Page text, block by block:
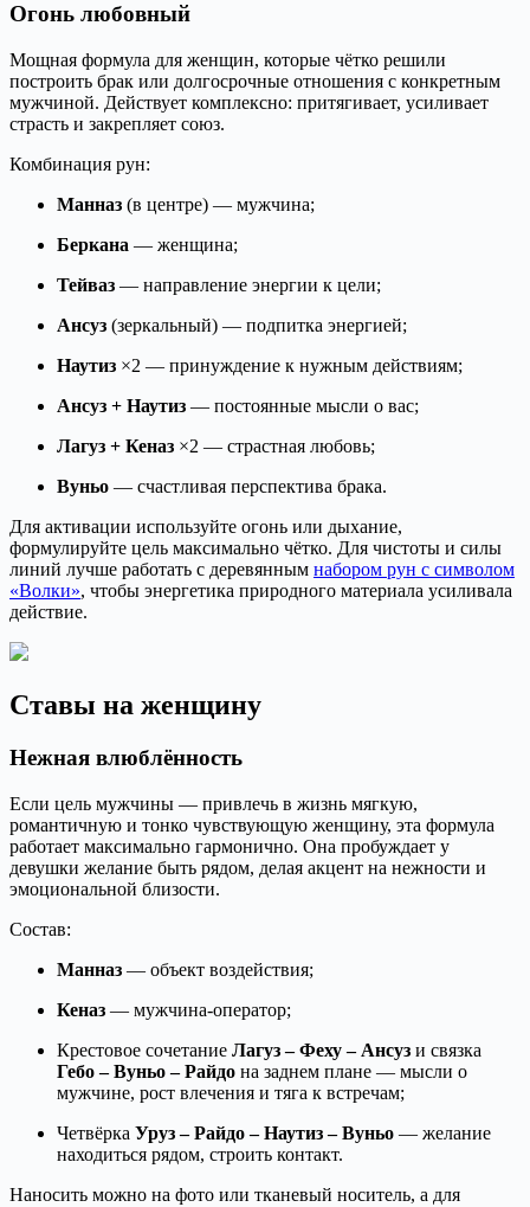
Огонь любовный
Мощная формула для женщин, которые чётко решили
построить брак или долгосрочные отношения с конкретным
мужчиной. Действует комплексно: притягивает, усиливает
страсть и закрепляет союз.
Комбинация рун:
Манназ (в центре) — мужчина;
Беркана — женщина;
Тейваз — направление энергии к цели;
Ансуз (зеркальный) — подпитка энергией;
Наутиз ×2 — принуждение к нужным действиям;
Ансуз + Наутиз — постоянные мысли о вас;
Лагуз + Кеназ ×2 — страстная любовь;
Вуньо — счастливая перспектива брака.
Для активации используйте огонь или дыхание,
формулируйте цель максимально чётко. Для чистоты и силы
линий лучше работать с деревянным набором рун с символом
«Волки», чтобы энергетика природного материала усиливала
действие.
Ставы на женщину
Нежная влюблённость
Если цель мужчины — привлечь в жизнь мягкую,
романтичную и тонко чувствующую женщину, эта формула
работает максимально гармонично. Она пробуждает у
девушки желание быть рядом, делая акцент на нежности и
эмоциональной близости.
Состав:
Манназ — объект воздействия;
Кеназ — мужчина-оператор;
Крестовое сочетание Лагуз – Феху – Ансуз и связка
Гебо – Вуньо – Райдо на заднем плане — мысли о
мужчине, рост влечения и тяга к встречам;
Четвёрка Уруз – Райдо – Наутиз – Вуньо — желание
находиться рядом, строить контакт.
Наносить можно на фото или тканевый носитель, а для